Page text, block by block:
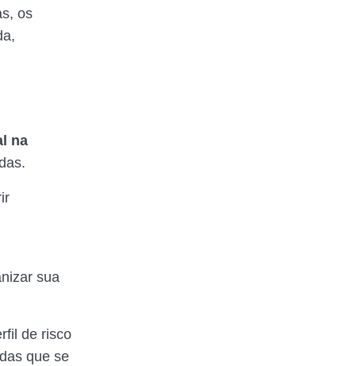
os
na
sua
de risco
que se